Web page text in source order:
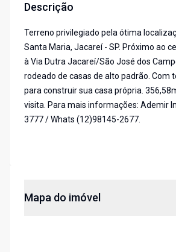
Descrição
Terreno privilegiado pela ótima
Santa Maria, Jacareí - SP. Próximo ao
à Via Dutra Jacareí/São José dos
rodeado de casas de alto padrão. Com
para construir sua casa própria.
visita. Para mais informações: Ademir
3777 / Whats (12)98145-2677.
Mapa do imóvel